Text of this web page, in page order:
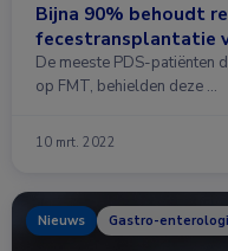
Bijna 90% behoudt
fecestransplantatie
De meeste PDS-patiënten
op FMT, behielden deze …
10 mrt. 2022
Nieuws Gastro-